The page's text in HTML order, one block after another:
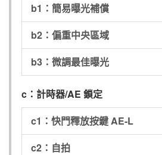
b1：簡易曝光補償
b2：偏重中央區域
b3：微調最佳曝光
c：計時器/AE 鎖定
c1：快門釋放按鍵 AE-L
c2：自拍